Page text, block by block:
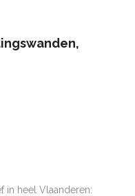
in heel Vlaanderen: